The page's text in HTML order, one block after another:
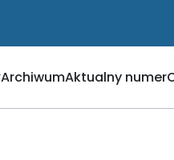
ArchiwumAktualny numer